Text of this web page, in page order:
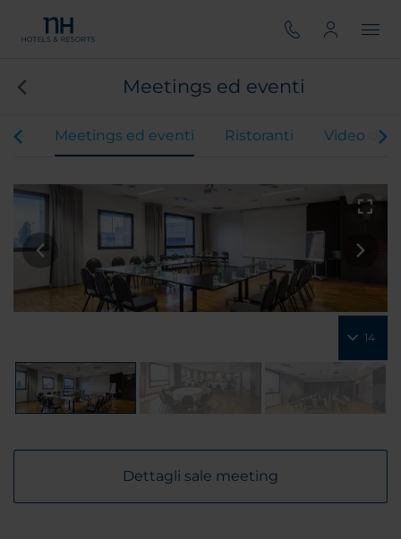
Meetings ed eventi
Meetings ed eventi Ristoranti Video
14
Dettagli sale meeting